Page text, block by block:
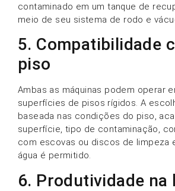
contaminado em um tanque de
meio de seu sistema de rodo e
5. Compatibilidade
piso
Ambas as máquinas podem operar
superfícies de pisos rígidos. A
baseada nas condições do piso,
superfície, tipo de contaminação,
com escovas ou discos de limpeza
água é permitido.
6. Produtividade na